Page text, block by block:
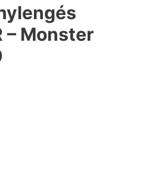
– Monster